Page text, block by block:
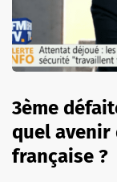
3ème
quel
française ?